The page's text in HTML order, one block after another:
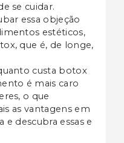
se cuidar.
essa objeção
estéticos,
que é, de longe,
custa botox
é mais caro
o que
as vantagens em
e descubra essas e